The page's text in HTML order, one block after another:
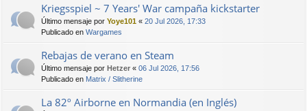
Kriegsspiel ~ 7 Years' War campaña kickstarter
Último mensaje por Yoye101 « 20 Jul 2026, 17:33
Publicado en Wargames
Rebajas de verano en Steam
Último mensaje por Hetzer « 06 Jul 2026, 17:56
Publicado en Matrix / Slitherine
La 82º Airborne en Normandia (en Inglés)